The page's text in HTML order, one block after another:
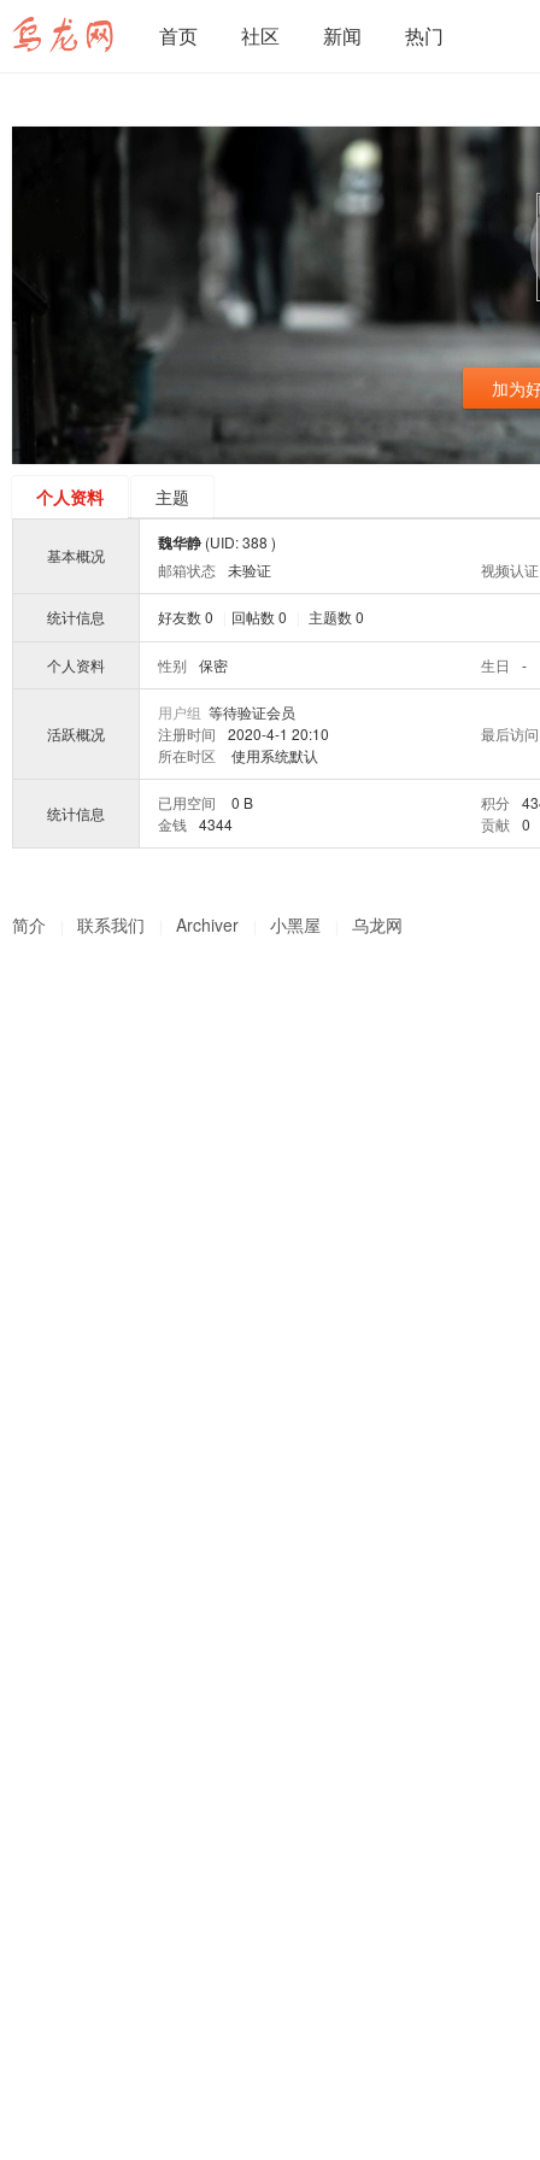
首页 社区 新闻 热门
加为
个人资料 主题
基本概况
魏华静(UID: 388 )
邮箱状态 未验证 视频认证
统计信息 好友数 0 回帖数 0 主题数 0
个人资料 性别 保密 生日 -
活跃概况
用户组 等待验证会员
注册时间
2020-4-1 20:10
最后访问
所在时区
使用系统默认
统计信息
已用空间 0 B 积分
金钱 4344 贡献 0
简介 联系我们 Archiver 小黑屋 乌龙网